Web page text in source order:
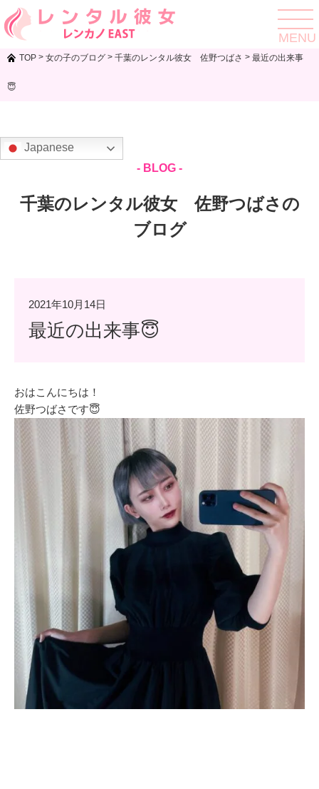
toggle
MENU
TOP > 女の子のブログ > 千葉のレンタル彼女 佐野つばさ > 最近の出来事
😇
Japanese
- BLOG -
千葉のレンタル彼女 佐野つばさの
ブログ
2021年10月14日
最近の出来事😇
おはこんにちは！
佐野つばさです😇